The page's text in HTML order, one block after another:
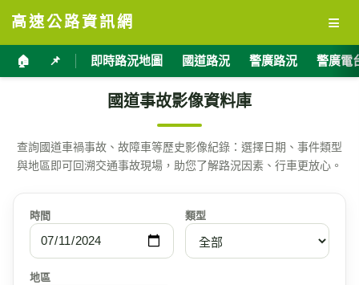
高速公路資訊網 ≡
🏠 📌 即時路況地圖 國道路況 警廣路況 警廣電
國道事故影像資料庫
查詢國道車禍事故、故障車等歷史影像紀錄：選擇日期、事件類型
與地區即可回溯交通事故現場，助您了解路況因素、行車更放心。
時間 類型
地區